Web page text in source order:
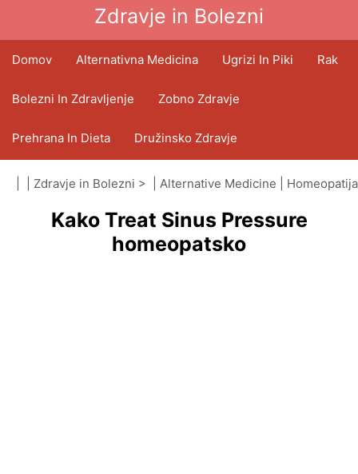
Zdravje in Bolezni
Domov Alternativna Medicina Ugrizi In Piki Rak
Bolezni In Zdravljenje Zobno Zdravje
Prehrana In Dieta Družinsko Zdravje
Zdravstveni Sektor Duševno Zdravje
Javno Zdravje In Varnost Operacije In Posegi
Zdravje in Bolezni > | Alternative Medicine Homeopatija
Kako Treat Sinus Pressure
homeopatsko